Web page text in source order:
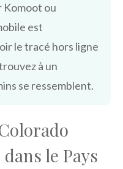
Komoot ou
est
le tracé hors ligne
à un
se ressemblent.
le Pays